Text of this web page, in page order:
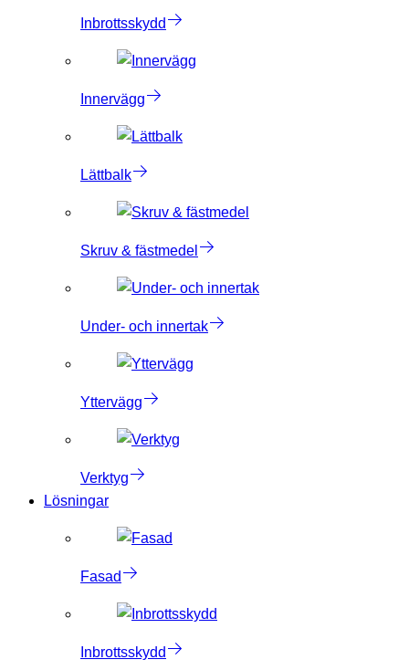
Inbrottsskydd
Innervägg
Lättbalk
Skruv & fästmedel
Under- och innertak
Yttervägg
Verktyg
Lösningar
Fasad
Inbrottsskydd